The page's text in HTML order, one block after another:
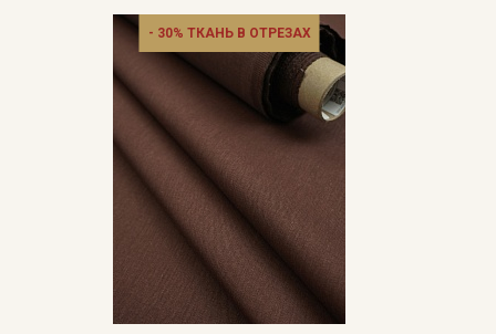
- 30% ТКАНЬ В ОТРЕЗАХ